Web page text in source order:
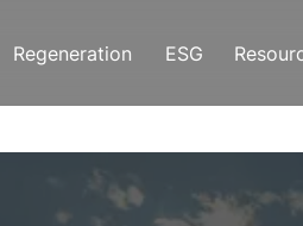
Regeneration ESG